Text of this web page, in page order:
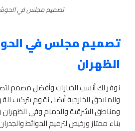
تصميم مجلس في الحوش
تصميم مجلس في
الظهران
نوفر لك أنسب الخيارات وأفضل مصمم
والملاحق الخارجية أيضا , نقوم بتركيب
ومناطق الشرقية والدمام وفي
بناء ممتاز ورخيص لترميم الحوائط